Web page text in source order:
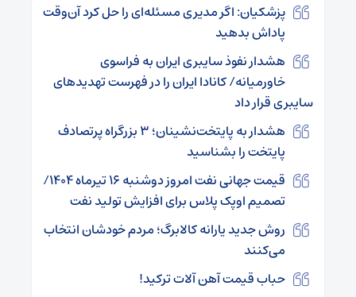
پزشکیان: اگر مدیری مسئله‌ای را حل کرد آن‌وقت
پاداش بدهید
هشدار نفوذ سایبری ایران به فراسوی
خاورمیانه/ کانادا ایران را در فهرست تهدید‌های
سایبری قرار داد
هشدار به پایتخت‌نشینان؛ ۳ بزرگراه پرتصادف‌
پایتخت را بشناسید
قیمت جهانی نفت امروز دوشنبه ۱۶ تیرماه ۱۴۰۴/
تصمیم اوپک پلاس برای افزایش تولید نفت
روش جدید یارانه کالابرگ؛ مردم خودشان انتخاب
می‌کنند
حباب قیمت آهن‌ آلات ترکید!